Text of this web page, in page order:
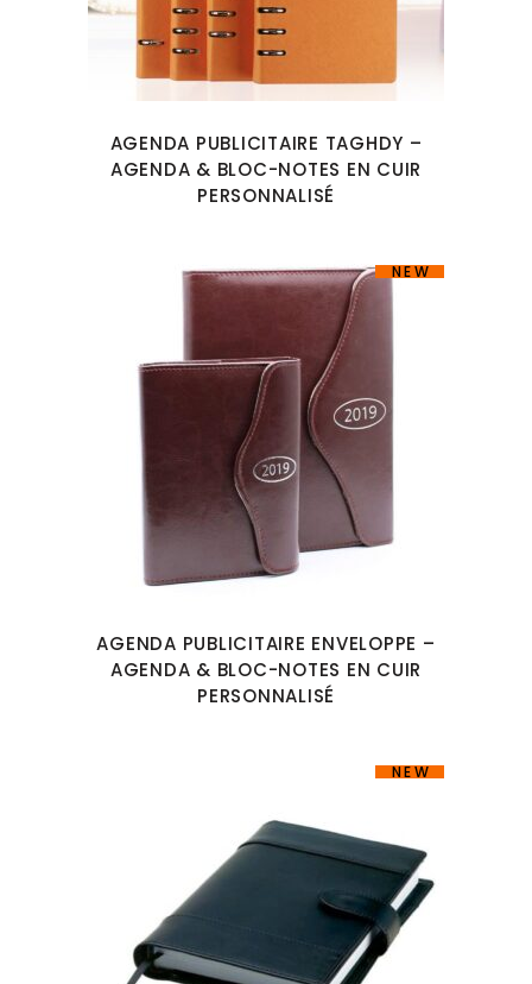
AGENDA PUBLICITAIRE TAGHDY –
AGENDA & BLOC-NOTES EN CUIR
PERSONNALISÉ
NEW
AGENDA PUBLICITAIRE ENVELOPPE –
AGENDA & BLOC-NOTES EN CUIR
PERSONNALISÉ
NEW